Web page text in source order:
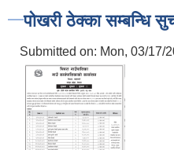
पोखरी ठेक्का सम्बन्धि
Submitted on: Mon, 03/17/